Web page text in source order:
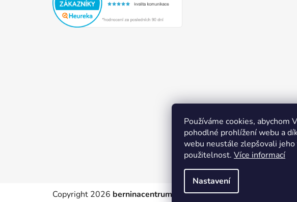
Používáme cookies, abychom
pohodlné prohlížení webu a
webu neustále zlepšovali jeho
použitelnost. Více informací
Nastavení
Copyright 2026 berninacentrum-av.cz. Všechna práva vyhrazena.